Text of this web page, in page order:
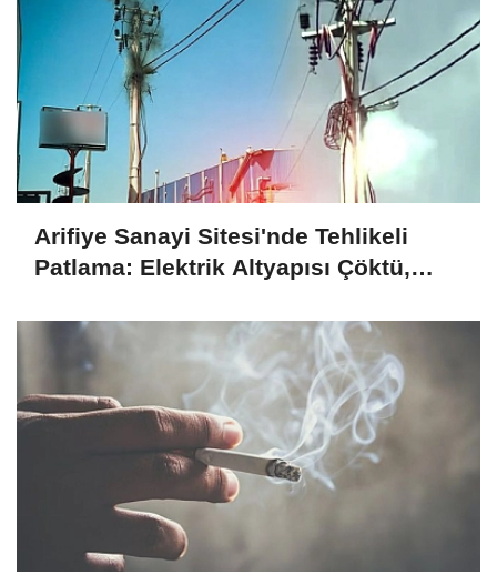
Arifiye Sanayi Sitesi'nde Tehlikeli
Patlama: Elektrik Altyapısı Çöktü,